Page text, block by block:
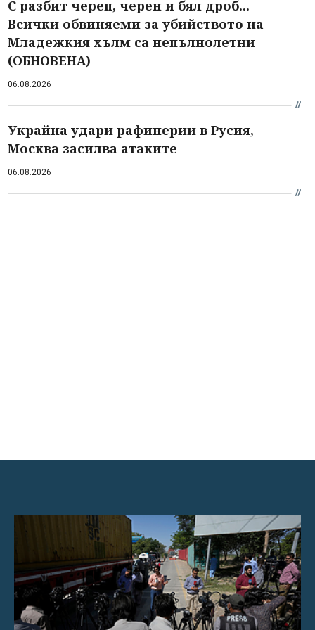
С разбит череп, черен и бял дроб...
Всички обвиняеми за убийството на
Младежкия хълм са непълнолетни
(ОБНОВЕНА)
06.08.2026
Украйна удари рафинерии в Русия,
Москва засилва атаките
06.08.2026